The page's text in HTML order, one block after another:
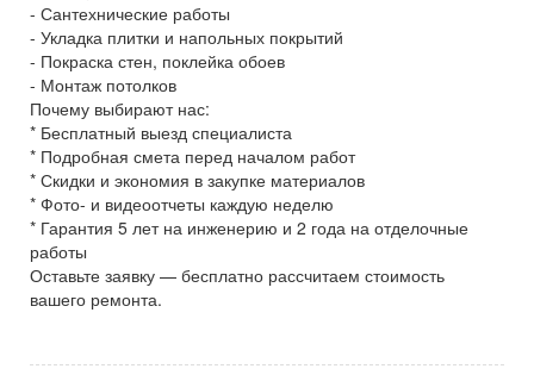
- Сантехнические работы
- Укладка плитки и напольных покрытий
- Покраска стен, поклейка обоев
- Монтаж потолков
Почему выбирают нас:
* Бесплатный выезд специалиста
* Подробная смета перед началом работ
* Скидки и экономия в закупке материалов
* Фото- и видеоотчеты каждую неделю
* Гарантия 5 лет на инженерию и 2 года на отделочные
работы
Оставьте заявку — бесплатно рассчитаем стоимость
вашего ремонта.